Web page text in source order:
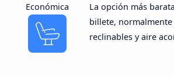
Económica
La opción más
billete,
reclinables y aire